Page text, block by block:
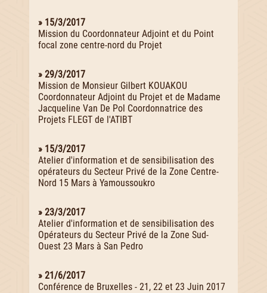
» 15/3/2017
Mission du Coordonnateur Adjoint et du Point
focal zone centre-nord du Projet
» 29/3/2017
Mission de Monsieur Gilbert KOUAKOU
Coordonnateur Adjoint du Projet et de Madame
Jacqueline Van De Pol Coordonnatrice des
Projets FLEGT de l'ATIBT
» 15/3/2017
Atelier d'information et de sensibilisation des
opérateurs du Secteur Privé de la Zone Centre-
Nord 15 Mars à Yamoussoukro
» 23/3/2017
Atelier d'information et de sensibilisation des
Opérateurs du Secteur Privé de la Zone Sud-
Ouest 23 Mars à San Pedro
» 21/6/2017
Conférence de Bruxelles - 21, 22 et 23 Juin 2017